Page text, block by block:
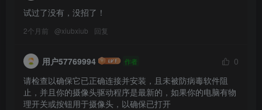
试过了没有，没招了！
2个月前 @xiubxiub 回复
用户57769994 作者
0
请检查以确保它已正确连接并安装，且未被防病毒软件阻
止，并且你的摄像头驱动程序是最新的，如果你的电脑有物
理开关或按钮用于摄像头，以确保已打开